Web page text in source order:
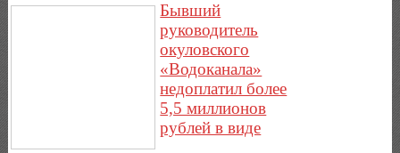
Бывший
руководитель
окуловского
«Водоканала»
недоплатил более
5,5 миллионов
рублей в виде